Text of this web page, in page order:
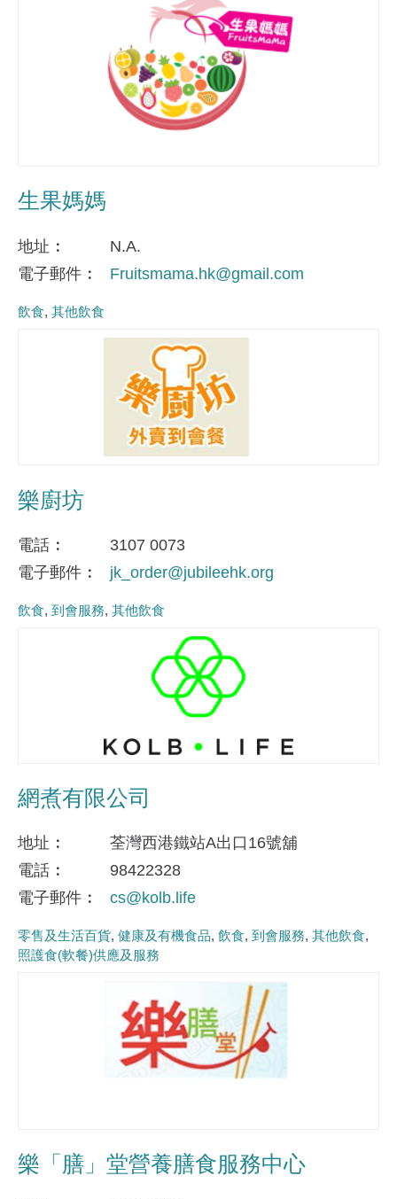
生果媽媽
地址
N.A.
電子郵件
Fruitsmama.hk@gmail.com
飲食 其他飲食
樂廚坊
電話
3107 0073
電子郵件
jk_order@jubileehk.org
飲食 到會服務 其他飲食
網煮有限公司
地址
荃灣西港鐵站A出口16號舖
電話
98422328
電子郵件
cs@kolb.life
零售及生活百貨 健康及有機食品 飲食 到會服務 其他飲食
照護食(軟餐)供應及服務
樂「膳」堂營養膳食服務中心